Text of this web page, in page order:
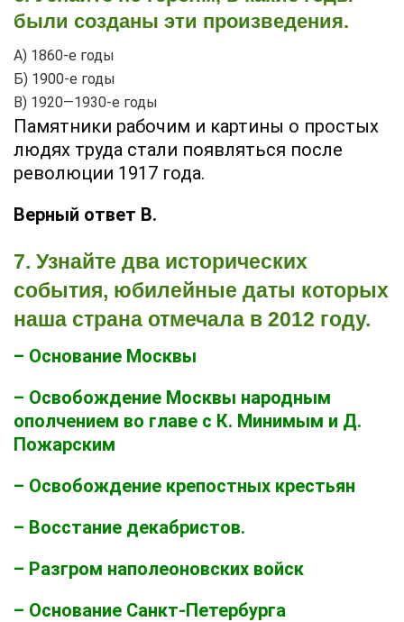
были созданы эти произведения.
А) 1860-е годы
Б) 1900-е годы
В) 1920—1930-е годы
Памятники рабочим и картины о простых
людях труда стали появляться после
революции 1917 года.
Верный ответ В.
7. Узнайте два исторических
события, юбилейные даты которых
наша страна отмечала в 2012 году.
– Основание Москвы
– Освобождение Москвы народным
ополчением во главе с К. Минимым и Д.
Пожарским
– Освобождение крепостных крестьян
– Восстание декабристов.
– Разгром наполеоновских войск
– Основание Санкт-Петербурга